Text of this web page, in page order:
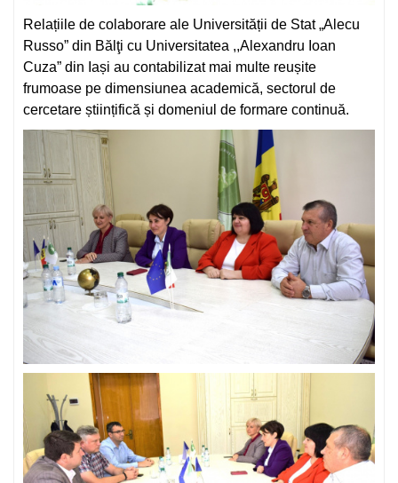
Relațiile de colaborare ale Universității de Stat „Alecu
Russo” din Bălţi cu Universitatea ,,Alexandru Ioan
Cuza” din Iași au contabilizat mai multe reușite
frumoase pe dimensiunea academică, sectorul de
cercetare științifică și domeniul de formare continuă.